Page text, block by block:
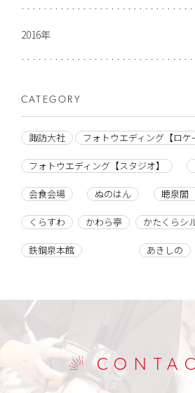
2016年
CATEGORY
諏訪大社 フォトウエディング【ロケ
フォトウエディング【スタジオ】
会食会場 ぬのはん 聴泉閣
くらすわ かわら亭 かたくらシ
鉄鋼泉本館 あきしの